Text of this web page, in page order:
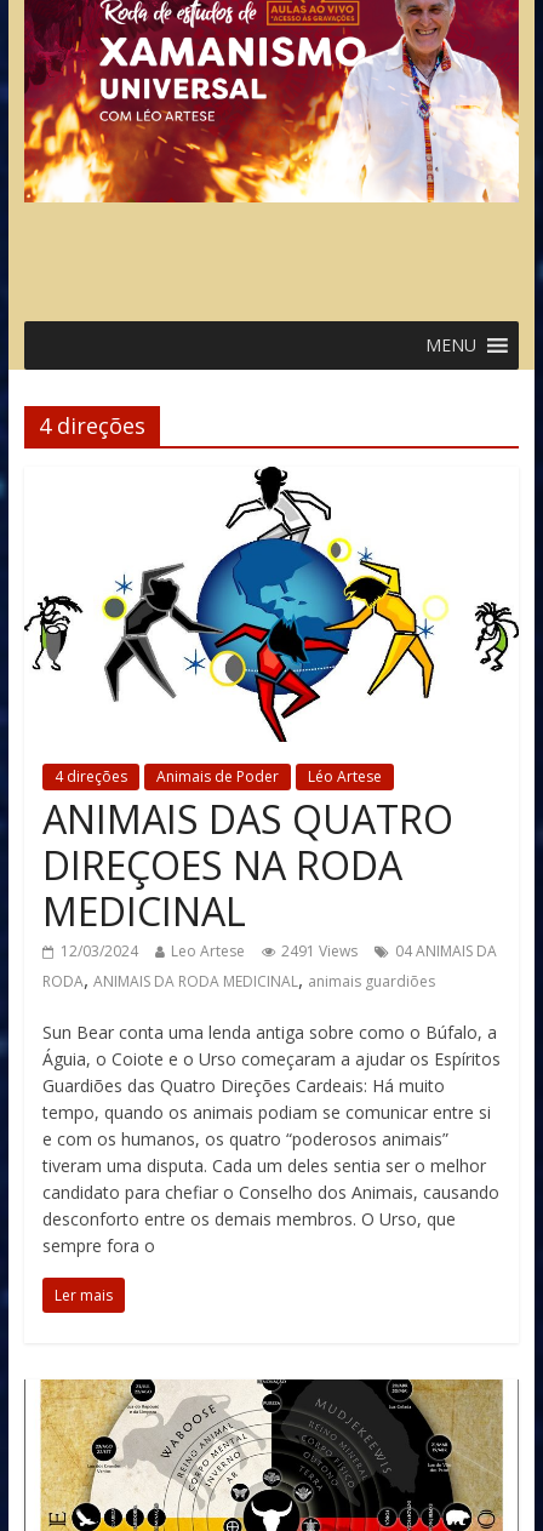
MENU
4 direções
4 direções Animais de Poder Léo Artese
ANIMAIS DAS QUATRO
DIREÇOES NA RODA
MEDICINAL
12/03/2024 Leo Artese 2491 Views
04 ANIMAIS DA
RODA, ANIMAIS DA RODA MEDICINAL, animais guardiões
Sun Bear conta uma lenda antiga sobre como o Búfalo, a
Águia, o Coiote e o Urso começaram a ajudar os Espíritos
Guardiões das Quatro Direções Cardeais: Há muito
tempo, quando os animais podiam se comunicar entre si
e com os humanos, os quatro “poderosos animais”
tiveram uma disputa. Cada um deles sentia ser o melhor
candidato para chefiar o Conselho dos Animais, causando
desconforto entre os demais membros. O Urso, que
sempre fora o
Ler mais